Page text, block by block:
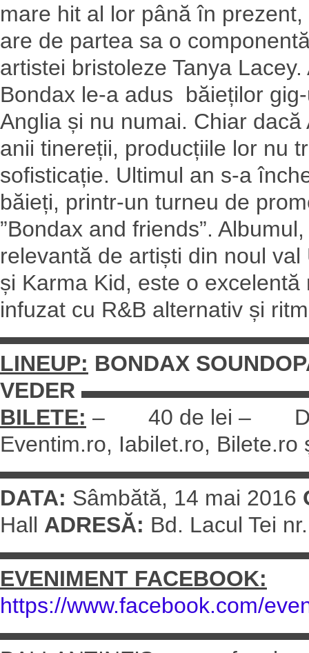
mare hit al lor până în
are de partea sa o
artistei bristoleze Tanya
Bondax le-a adus băieților
Anglia și nu numai. Chiar
anii tinereții, producțiile lor nu
sofisticație. Ultimul an s-a
băieți, printr-un turneu de
”Bondax and friends”.
relevantă de artiști din noul
și Karma Kid, este o
infuzat cu R&B alternativ și
LINEUP: BONDAX
VEDER
BILETE: – 40 de lei –
Eventim.ro, Iabilet.ro, Bilete.ro
DATA: Sâmbătă, 14 mai 2016
Hall ADRESĂ: Bd. Lacul Tei
EVENIMENT FACEBOOK:
https://www.facebook.com/